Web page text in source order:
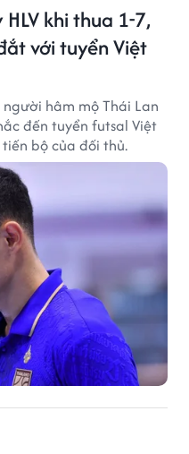
khi thua 1-7,
với tuyển Việt
hâm mộ Thái Lan
đến tuyển futsal Việt
bộ của đối thủ.